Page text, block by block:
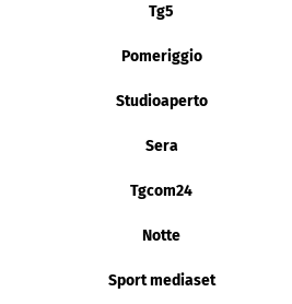
Tg5
Pomeriggio
Studioaperto
Sera
Tgcom24
Notte
Sport mediaset